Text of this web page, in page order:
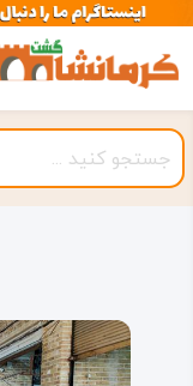
صفحه
اصلی
کرمانشاه
شهرستان
روستاهای